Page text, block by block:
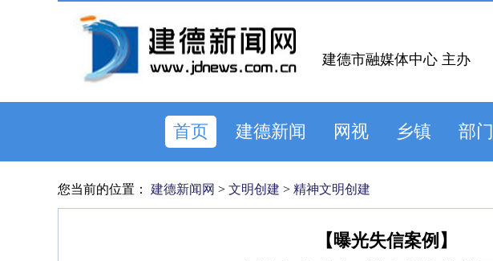
建德市融媒体中心 主办
首页 建德新闻 网视 乡镇 部门
您当前的位置： 建德新闻网 > 文明创建 > 精神文明创建
【曝光失信案例】